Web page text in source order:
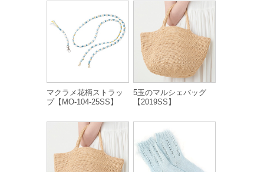
マクラメ花柄ストラッ
プ【MO-104-25SS】
5玉のマルシェバッグ
【2019SS】